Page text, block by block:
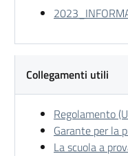
Collegamenti utili
Regolamento
Garante per la
La scuola a